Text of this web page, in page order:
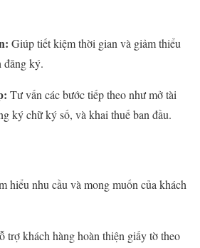
Giúp tiết kiệm thời gian và giảm thiểu
đăng ký.
Tư vấn các bước tiếp theo như mở tài
ký chữ ký số, và khai thuế ban đầu.
hiểu nhu cầu và mong muốn của khách
trợ khách hàng hoàn thiện giấy tờ theo